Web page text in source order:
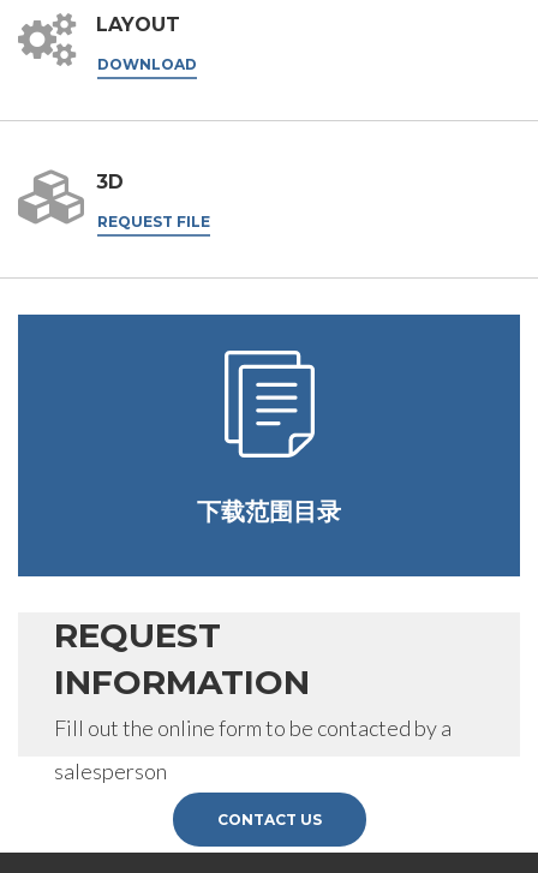
* 如不接受该条款，我们将无法处理您的请求
LAYOUT
DOWNLOAD
3D
REQUEST FILE
下载范围目录
REQUEST
INFORMATION
Fill out the online form to be contacted by a
salesperson
CONTACT US